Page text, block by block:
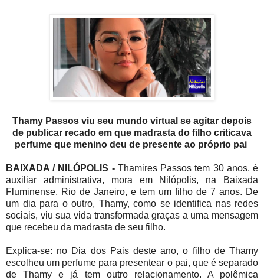
Thamy Passos viu seu mundo virtual se agitar depois
de publicar recado em que madrasta do filho criticava
perfume que menino deu de presente ao próprio pai
BAIXADA / NILÓPOLIS - Thamires Passos tem 30 anos, é
auxiliar administrativa, mora em Nilópolis, na Baixada
Fluminense, Rio de Janeiro, e tem um filho de 7 anos. De
um dia para o outro, Thamy, como se identifica nas redes
sociais, viu sua vida transformada graças a uma mensagem
que recebeu da madrasta de seu filho.
Explica-se: no Dia dos Pais deste ano, o filho de Thamy
escolheu um perfume para presentear o pai, que é separado
de Thamy e já tem outro relacionamento. A polêmica